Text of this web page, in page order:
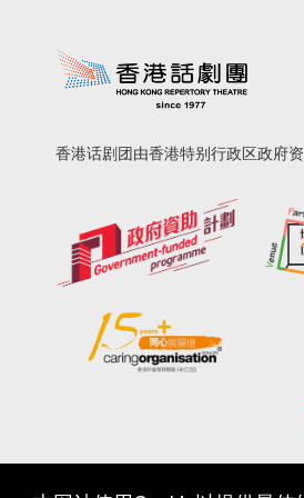
香港话剧团由香港特别行政区政府